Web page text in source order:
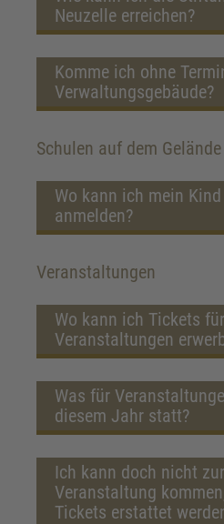
Neuzelle erreichen?
Komme ich ohne
Verwaltungsgebäude?
Schulen auf dem Gelände
Wo kann ich mein
anmelden?
Veranstaltungen
Wo kann ich Tickets für
Veranstaltungen
Was für
diesem Jahr statt?
Ich kann doch nicht zur
Veranstaltung
Tickets erstattet